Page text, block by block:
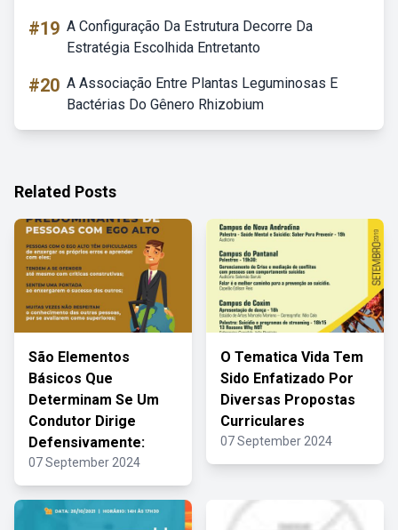
#19 A Configuração Da Estrutura Decorre Da
Estratégia Escolhida Entretanto
#20 A Associação Entre Plantas Leguminosas E
Bactérias Do Gênero Rhizobium
Related Posts
São Elementos
Básicos Que
Determinam Se Um
Condutor Dirige
Defensivamente:
07 September 2024
O Tematica Vida Tem
Sido Enfatizado Por
Diversas Propostas
Curriculares
07 September 2024